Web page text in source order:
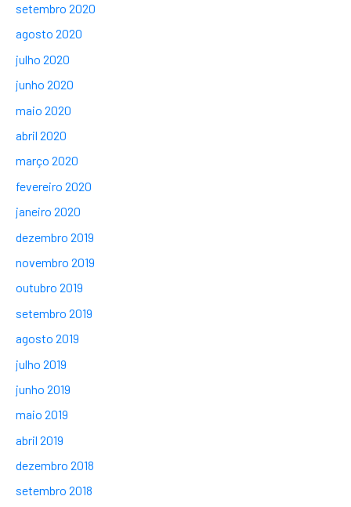
setembro 2020
agosto 2020
julho 2020
junho 2020
maio 2020
abril 2020
março 2020
fevereiro 2020
janeiro 2020
dezembro 2019
novembro 2019
outubro 2019
setembro 2019
agosto 2019
julho 2019
junho 2019
maio 2019
abril 2019
dezembro 2018
setembro 2018